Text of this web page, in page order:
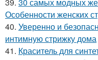
Особенности женских
40. Уверенно и
интимную стрижку дома
41. Краситель для